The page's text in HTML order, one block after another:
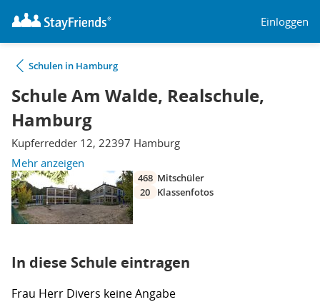
Einloggen
Schulen in Hamburg
Schule Am Walde, Realschule,
Hamburg
Kupferredder 12, 22397 Hamburg
Mehr anzeigen
468 Mitschüler
20
Klassenfotos
In diese Schule eintragen
Frau Herr Divers keine Angabe